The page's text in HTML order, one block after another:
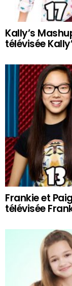
Kally’s
télévisée
Frankie et
télévisée